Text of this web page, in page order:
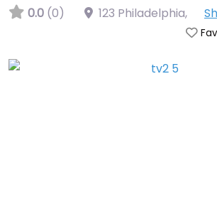
0.0 (0) 123 Philadelphia,